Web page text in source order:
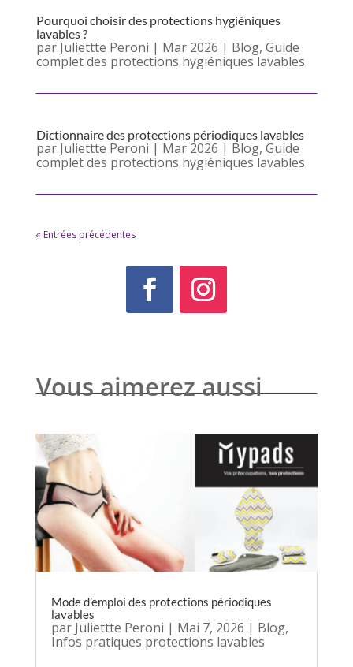
Pourquoi choisir des protections hygiéniques
lavables ?
par Juliettte Peroni | Mar 2026 | Blog, Guide
complet des protections hygiéniques lavables
Dictionnaire des protections périodiques lavables
par Juliettte Peroni | Mar 2026 | Blog, Guide
complet des protections hygiéniques lavables
« Entrées précédentes
Vous aimerez aussi
Mode d’emploi des protections périodiques
lavables
par Juliettte Peroni | Mai 7, 2026 | Blog,
Infos pratiques protections lavables